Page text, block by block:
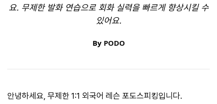
요. 무제한 발화 연습으로 회화 실력을 빠르게 향상시킬 수
있어요.
By PODO
안녕하세요, 무제한 1:1 외국어 레슨 포도스피킹입니다.